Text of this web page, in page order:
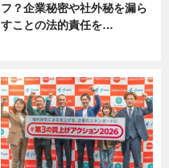
フ？企業秘密や社外秘を漏ら
すことの法的責任を…